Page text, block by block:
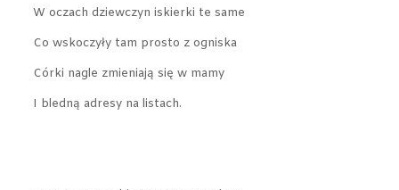
W oczach dziewczyn iskierki te same
Co wskoczyły tam prosto z ogniska
Córki nagle zmieniają się w mamy
I bledną adresy na listach.